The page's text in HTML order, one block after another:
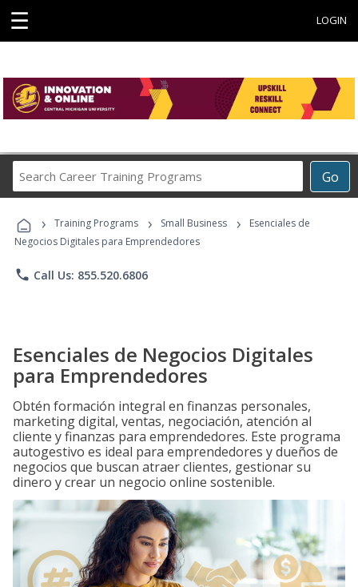
☰ LOGIN
Go
Career
Programs
› Training Programs › Small Business ›
Esenciales de
Negocios Digitales para Emprendedores
phone Call Us: 855.520.6806
Esenciales de Negocios Digitales
para Emprendedores
Obtén formación integral en finanzas personales,
marketing digital, ventas, negociación, atención al
cliente y finanzas para emprendedores. Este programa
autogestivo es ideal para emprendedores y dueños de
negocios que buscan atraer clientes, gestionar su
dinero y crear un negocio online sostenible.